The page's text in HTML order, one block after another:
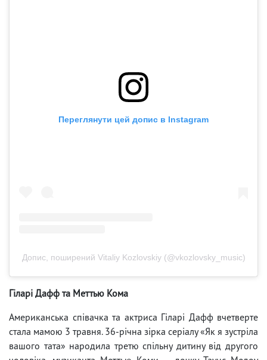
Переглянути цей допис в Instagram
Допис, поширений Vitaliy Kozlovskiy (@vkozlovsky_music)
Гіларі Дафф та Меттью Кома
Американська співачка та актриса Гіларі Дафф вчетверте
стала мамою 3 травня. 36-річна зірка серіалу «Як я зустріла
вашого тата» народила третю спільну дитину від другого